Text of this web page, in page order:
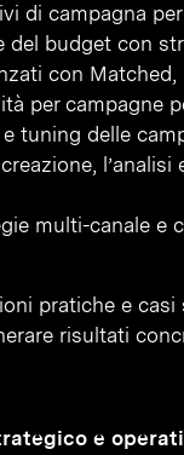
di campagna
del budget con
con
per campagne
tuning delle
multi-canale e
pratiche e
risultati
e